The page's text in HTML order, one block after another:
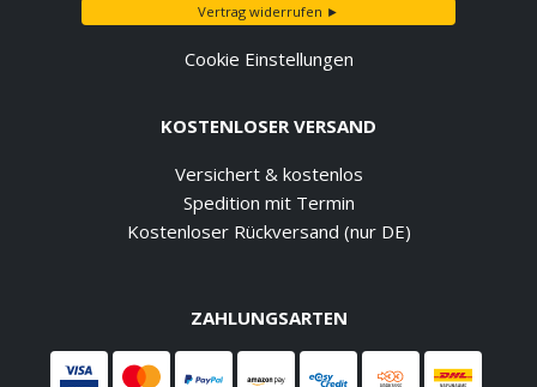
Vertrag widerrufen ►
Cookie Einstellungen
KOSTENLOSER VERSAND
Versichert & kostenlos
Spedition mit Termin
Kostenloser Rückversand (nur DE)
ZAHLUNGSARTEN